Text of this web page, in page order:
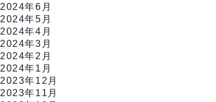
2024年6月
2024年5月
2024年4月
2024年3月
2024年2月
2024年1月
2023年12月
2023年11月